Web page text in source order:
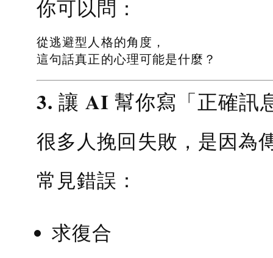
你可以問：
從逃避型人格的角度，
這句話真正的心理可能是什麼？
3. 讓 AI 幫你寫「正確訊
很多人挽回失敗，是因為
常見錯誤：
求復合